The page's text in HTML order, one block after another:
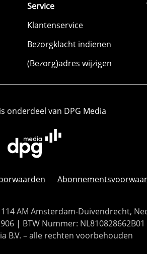
Service
Klantenservice
Bezorgklacht indienen
(Bezorg)adres wijzigen
onderdeel van DPG Media
AM Amsterdam-Duivendrecht,
| BTW Nummer: NL810828662B01
B.V. – alle rechten voorbehouden